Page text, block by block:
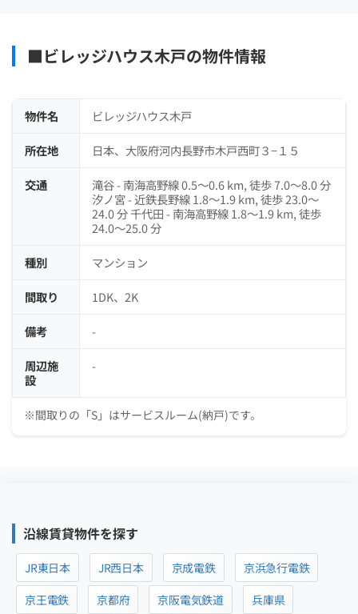
■ビレッジハウス木戸の物件情報
物件名 ビレッジハウス木戸
所在地 日本、大阪府河内長野市木戸西町３−１５
交通
滝谷 - 南海高野線 0.5～0.6 km, 徒歩 7.0～8.0 分
汐ノ宮 - 近鉄長野線 1.8～1.9 km, 徒歩 23.0～
24.0 分 千代田 - 南海高野線 1.8～1.9 km, 徒歩
24.0～25.0 分
種別 マンション
間取り 1DK、2K
備考 -
周辺施
設
-
※間取りの「S」はサービスルーム(納戸)です。
沿線賃貸物件を探す
JR東日本 JR西日本 京成電鉄
京浜急行電鉄
京王電鉄
京都府 京阪電気鉄道
兵庫県